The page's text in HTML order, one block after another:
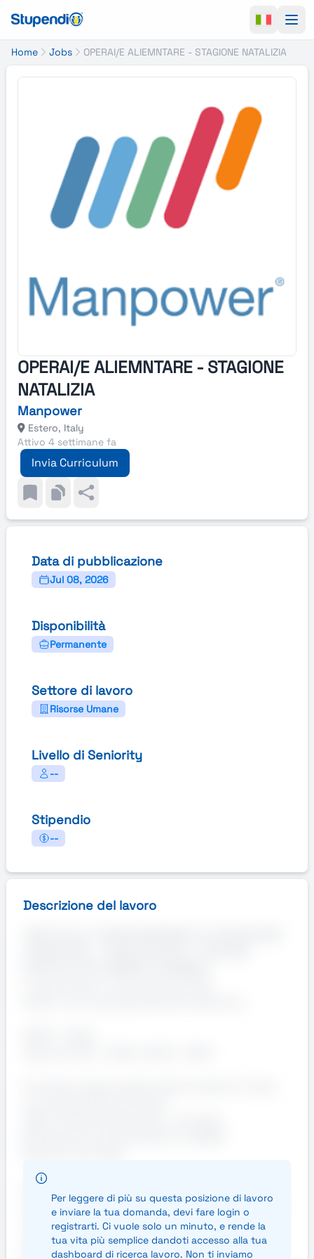
Home Jobs OPERAI/E ALIEMNTARE - STAGIONE NATALIZIA
OPERAI/E ALIEMNTARE - STAGIONE
NATALIZIA
Manpower
Estero, Italy
Attivo 4 settimane fa
Invia Curriculum
Data di pubblicazione
Jul 08, 2026
Disponibilità
Permanente
Settore di lavoro
Risorse Umane
Livello di Seniority
--
Stipendio
--
Descrizione del lavoro
Confezionamento manuale e/o su linea
automatica di prodotti alimentari o produzione e
controllo forni
Controllo qualità visivo del prodotto
Etichettatura e imballaggio
Per leggere di più su questa posizione di lavoro
e inviare la tua domanda, devi fare login o
registrarti. Ci vuole solo un minuto, e rende la
tua vita più semplice dandoti accesso alla tua
dashboard di ricerca lavoro. Non ti inviamo